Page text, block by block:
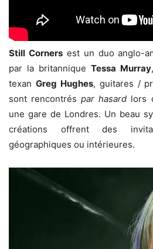
Still Cornersest un duo anglo-
par la britanniqueTessa Murray
texan Greg Hughes, guitares /
sont rencontréspar hasard lors
une gare de Londres. Un beau
créations offrent des
géographiques ou intérieures.